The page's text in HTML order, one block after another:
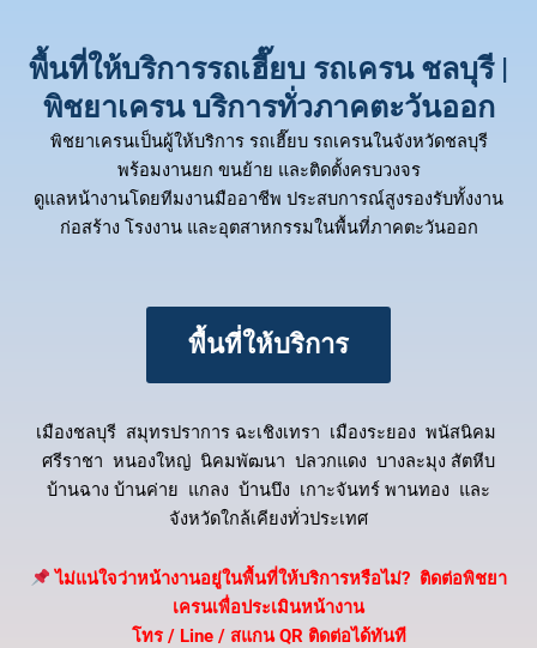
พื้นที่ให้บริการรถเฮี๊ยบ รถเครน ชลบุรี |
พิชยาเครน บริการทั่วภาคตะวันออก
พิชยาเครนเป็นผู้ให้บริการ รถเฮี๊ยบ รถเครนในจังหวัดชลบุรี
พร้อมงานยก ขนย้าย และติดตั้งครบวงจร
ดูแลหน้างานโดยทีมงานมืออาชีพ ประสบการณ์สูงรองรับทั้งงาน
ก่อสร้าง โรงงาน และอุตสาหกรรมในพื้นที่ภาคตะวันออก
พื้นที่ให้บริการ
เมืองชลบุรี สมุทรปราการ ฉะเชิงเทรา เมืองระยอง พนัสนิคม
ศรีราชา หนองใหญ่ นิคมพัฒนา ปลวกแดง บางละมุง สัตหีบ
บ้านฉาง บ้านค่าย แกลง บ้านบึง เกาะจันทร์ พานทอง และ
จังหวัดใกล้เคียงทั่วประเทศ
ไม่แน่ใจว่าหน้างานอยู่ในพื้นที่ให้บริการหรือไม่? ติดต่อพิชยา
เครนเพื่อประเมินหน้างาน
โทร / Line / สแกน QR ติดต่อได้ทันที